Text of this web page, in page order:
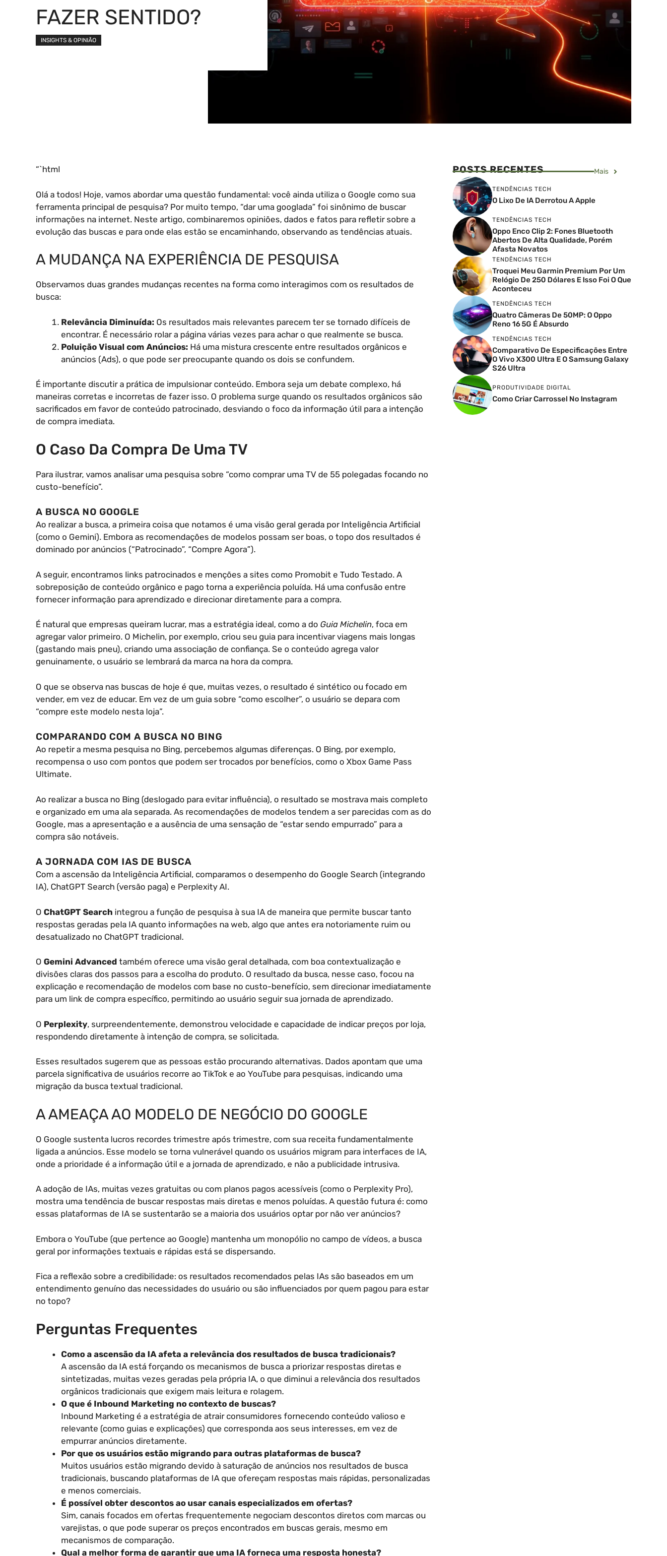
FAZER SENTIDO?
INSIGHTS & OPINIÃO
“`html
Olá a todos! Hoje, vamos abordar uma questão fundamental: você ainda utiliza o Google como sua
ferramenta principal de pesquisa? Por muito tempo, “dar uma googlada” foi sinônimo de buscar
informações na internet. Neste artigo, combinaremos opiniões, dados e fatos para refletir sobre a
evolução das buscas e para onde elas estão se encaminhando, observando as tendências atuais.
A MUDANÇA NA EXPERIÊNCIA DE PESQUISA
Observamos duas grandes mudanças recentes na forma como interagimos com os resultados de
busca:
Relevância Diminuída: Os resultados mais relevantes parecem ter se tornado difíceis de
encontrar. É necessário rolar a página várias vezes para achar o que realmente se busca.
Poluição Visual com Anúncios: Há uma mistura crescente entre resultados orgânicos e
anúncios (Ads), o que pode ser preocupante quando os dois se confundem.
É importante discutir a prática de impulsionar conteúdo. Embora seja um debate complexo, há
maneiras corretas e incorretas de fazer isso. O problema surge quando os resultados orgânicos são
sacrificados em favor de conteúdo patrocinado, desviando o foco da informação útil para a intenção
de compra imediata.
O Caso Da Compra De Uma TV
Para ilustrar, vamos analisar uma pesquisa sobre “como comprar uma TV de 55 polegadas focando no
custo-benefício”.
A BUSCA NO GOOGLE
Ao realizar a busca, a primeira coisa que notamos é uma visão geral gerada por Inteligência Artificial
(como o Gemini). Embora as recomendações de modelos possam ser boas, o topo dos resultados é
dominado por anúncios (“Patrocinado”, “Compre Agora”).
A seguir, encontramos links patrocinados e menções a sites como Promobit e Tudo Testado. A
sobreposição de conteúdo orgânico e pago torna a experiência poluída. Há uma confusão entre
fornecer informação para aprendizado e direcionar diretamente para a compra.
É natural que empresas queiram lucrar, mas a estratégia ideal, como a do Guia Michelin, foca em
agregar valor primeiro. O Michelin, por exemplo, criou seu guia para incentivar viagens mais longas
(gastando mais pneu), criando uma associação de confiança. Se o conteúdo agrega valor
genuinamente, o usuário se lembrará da marca na hora da compra.
O que se observa nas buscas de hoje é que, muitas vezes, o resultado é sintético ou focado em
vender, em vez de educar. Em vez de um guia sobre “como escolher”, o usuário se depara com
“compre este modelo nesta loja”.
COMPARANDO COM A BUSCA NO BING
Ao repetir a mesma pesquisa no Bing, percebemos algumas diferenças. O Bing, por exemplo,
recompensa o uso com pontos que podem ser trocados por benefícios, como o Xbox Game Pass
Ultimate.
Ao realizar a busca no Bing (deslogado para evitar influência), o resultado se mostrava mais completo
e organizado em uma ala separada. As recomendações de modelos tendem a ser parecidas com as do
Google, mas a apresentação e a ausência de uma sensação de “estar sendo empurrado” para a
compra são notáveis.
A JORNADA COM IAS DE BUSCA
Com a ascensão da Inteligência Artificial, comparamos o desempenho do Google Search (integrando
IA), ChatGPT Search (versão paga) e Perplexity AI.
O ChatGPT Search integrou a função de pesquisa à sua IA de maneira que permite buscar tanto
respostas geradas pela IA quanto informações na web, algo que antes era notoriamente ruim ou
desatualizado no ChatGPT tradicional.
O Gemini Advanced também oferece uma visão geral detalhada, com boa contextualização e
divisões claras dos passos para a escolha do produto. O resultado da busca, nesse caso, focou na
explicação e recomendação de modelos com base no custo-benefício, sem direcionar imediatamente
para um link de compra específico, permitindo ao usuário seguir sua jornada de aprendizado.
O Perplexity, surpreendentemente, demonstrou velocidade e capacidade de indicar preços por loja,
respondendo diretamente à intenção de compra, se solicitada.
Esses resultados sugerem que as pessoas estão procurando alternativas. Dados apontam que uma
parcela significativa de usuários recorre ao TikTok e ao YouTube para pesquisas, indicando uma
migração da busca textual tradicional.
A AMEAÇA AO MODELO DE NEGÓCIO DO GOOGLE
O Google sustenta lucros recordes trimestre após trimestre, com sua receita fundamentalmente
ligada a anúncios. Esse modelo se torna vulnerável quando os usuários migram para interfaces de IA,
onde a prioridade é a informação útil e a jornada de aprendizado, e não a publicidade intrusiva.
A adoção de IAs, muitas vezes gratuitas ou com planos pagos acessíveis (como o Perplexity Pro),
mostra uma tendência de buscar respostas mais diretas e menos poluídas. A questão futura é: como
essas plataformas de IA se sustentarão se a maioria dos usuários optar por não ver anúncios?
Embora o YouTube (que pertence ao Google) mantenha um monopólio no campo de vídeos, a busca
geral por informações textuais e rápidas está se dispersando.
Fica a reflexão sobre a credibilidade: os resultados recomendados pelas IAs são baseados em um
entendimento genuíno das necessidades do usuário ou são influenciados por quem pagou para estar
no topo?
Perguntas Frequentes
Como a ascensão da IA afeta a relevância dos resultados de busca tradicionais?
A ascensão da IA está forçando os mecanismos de busca a priorizar respostas diretas e
sintetizadas, muitas vezes geradas pela própria IA, o que diminui a relevância dos resultados
orgânicos tradicionais que exigem mais leitura e rolagem.
O que é Inbound Marketing no contexto de buscas?
Inbound Marketing é a estratégia de atrair consumidores fornecendo conteúdo valioso e
relevante (como guias e explicações) que corresponda aos seus interesses, em vez de
empurrar anúncios diretamente.
Por que os usuários estão migrando para outras plataformas de busca?
Muitos usuários estão migrando devido à saturação de anúncios nos resultados de busca
tradicionais, buscando plataformas de IA que ofereçam respostas mais rápidas, personalizadas
e menos comerciais.
É possível obter descontos ao usar canais especializados em ofertas?
Sim, canais focados em ofertas frequentemente negociam descontos diretos com marcas ou
varejistas, o que pode superar os preços encontrados em buscas gerais, mesmo em
mecanismos de comparação.
Qual a melhor forma de garantir que uma IA forneça uma resposta honesta?
POSTS RECENTES Mais
TENDÊNCIAS TECH
O Lixo De IA Derrotou A Apple
TENDÊNCIAS TECH
Oppo Enco Clip 2: Fones Bluetooth
Abertos De Alta Qualidade, Porém
Afasta Novatos
TENDÊNCIAS TECH
Troquei Meu Garmin Premium Por Um
Relógio De 250 Dólares E Isso Foi O Que
Aconteceu
TENDÊNCIAS TECH
Quatro Câmeras De 50MP: O Oppo
Reno 16 5G É Absurdo
TENDÊNCIAS TECH
Comparativo De Especificações Entre
O Vivo X300 Ultra E O Samsung Galaxy
S26 Ultra
PRODUTIVIDADE DIGITAL
Como Criar Carrossel No Instagram